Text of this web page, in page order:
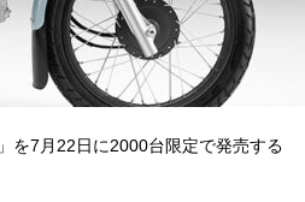
を7月22日に2000台限定で発売する